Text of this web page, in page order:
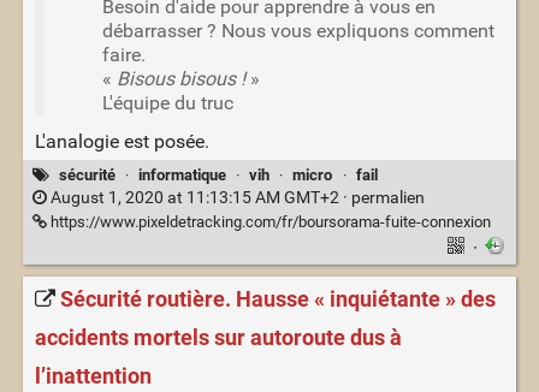
Besoin d'aide pour apprendre à vous en
débarrasser ? Nous vous expliquons comment
faire.
« Bisous bisous !»
L'équipe du truc
L'analogie est posée.
sécurité · informatique · vih · micro · fail
August 1, 2020 at 11:13:15 AM GMT+2 · permalien
https://www.pixeldetracking.com/fr/boursorama-fuite-connexion
·
Sécurité routière. Hausse « inquiétante » des
accidents mortels sur autoroute dus à
l’inattention